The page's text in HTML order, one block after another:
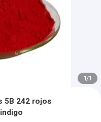
1/1
5B 242 rojos